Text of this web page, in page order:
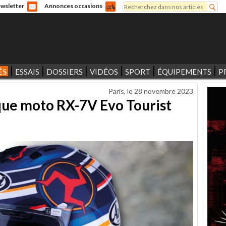
Annonces occasions
Formulaire de recherche
Rechercher
ESSAIS DOSSIERS VIDÉOS SPORT ÉQUIPEMENTS
Paris, le 28 novembre 2023
moto RX-7V Evo Tourist